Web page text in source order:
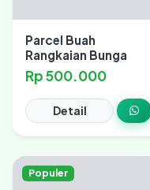
Parcel Buah
Rangkaian Bunga
Rp 500.000
Detail
Populer